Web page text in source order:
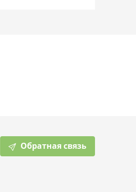
Обратная связь